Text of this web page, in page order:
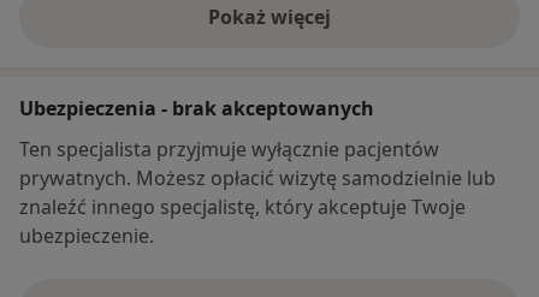
Pokaż więcej
o adresie
Ubezpieczenia - brak akceptowanych
Ten specjalista przyjmuje wyłącznie pacjentów
prywatnych. Możesz opłacić wizytę samodzielnie lub
znaleźć innego specjalistę, który akceptuje Twoje
ubezpieczenie.